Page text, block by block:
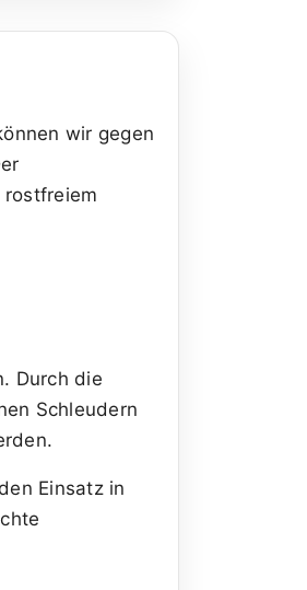
wir gegen
rostfreiem
Durch die
Schleudern
Einsatz in